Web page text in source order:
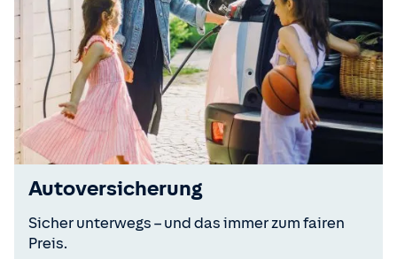
Autoversicherung
Sicher unterwegs – und das immer zum fairen
Preis.